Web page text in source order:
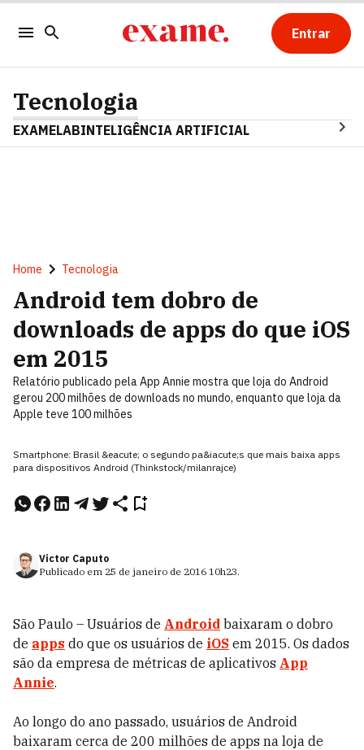
Entrar
Tecnologia
EXAMELABINTELIGÊNCIA ARTIFICIAL
Home Tecnologia
Android tem dobro de
downloads de apps do que iOS
em 2015
Relatório publicado pela App Annie mostra que loja do Android
gerou 200 milhões de downloads no mundo, enquanto que loja da
Apple teve 100 milhões
Smartphone: Brasil &eacute; o segundo pa&iacute;s que mais baixa apps
para dispositivos Android (Thinkstock/milanrajce)
Victor Caputo
Publicado em 25 de janeiro de 2016 10h23.
São Paulo – Usuários de Android baixaram o dobro
de apps do que os usuários de iOS em 2015. Os dados
são da empresa de métricas de aplicativos App
Annie.
Ao longo do ano passado, usuários de Android
baixaram cerca de 200 milhões de apps na loja de